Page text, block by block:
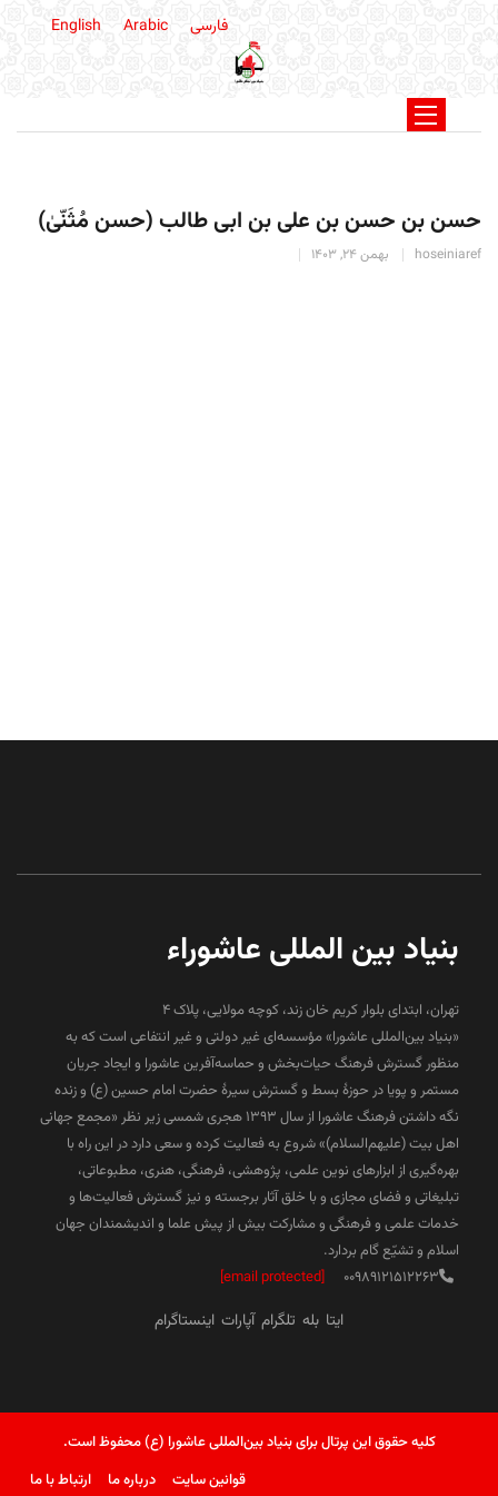
فارسی English Arabic
حسن بن حسن بن علی بن ابی طالب (حسن مُثَنّیٰ)
hoseiniaref بهمن 24, 1403
بنیاد بین المللی عاشوراء
تهران، ابتدای بلوار کریم خان زند، کوچه مولایی، پلاک 4
«بنیاد بین‌المللی عاشورا» مؤسسه‌ای غیر دولتی و غیر انتفاعی است که به
منظور گسترش فرهنگ حیات‌بخش و حماسه‌آفرین عاشورا و ایجاد جریان
مستمر و پویا در حوزۀ بسط و گسترش سیرۀ حضرت امام حسین (ع) و زنده
نگه داشتن فرهنگ عاشورا از سال ۱۳۹۳ هجری شمسی زیر نظر «مجمع جهانی
اهل بیت (علیهم‌السلام)» شروع به فعالیت کرده و سعی دارد در این راه با
بهره‌گیری از ابزارهای نوین علمی، پژوهشی، فرهنگی، هنری، مطبوعاتی،
تبلیغاتی و فضای مجازی و با خلق آثار برجسته و نیز گسترش فعالیت‌ها و
خدمات علمی و فرهنگی و مشارکت بیش از پیش علما و اندیشمندان جهان
اسلام و تشیّع گام بردارد.
00989121512263
[email protected]
ایتا بله تلگرام آپارات اینستاگرام
کلیه حقوق این پرتال برای بنیاد بین‌المللی عاشورا (ع) محفوظ است.
قوانین سایت
درباره ما ارتباط با ما